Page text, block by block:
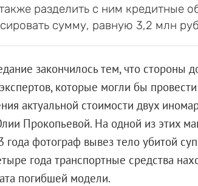
разделить с ним кредитные
сумму, равную 3,2 млн
закончилось тем, что стороны
которые могли бы
актуальной стоимости двух
Прокопьевой. На одной из этих
года фотограф вывез тело убитой
года транспортные средства
погибшей модели.